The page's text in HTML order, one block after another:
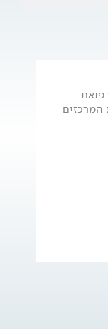
המרכזים